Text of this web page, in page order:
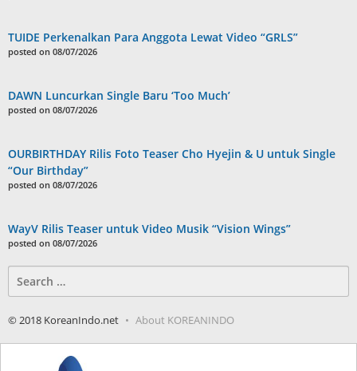
TUIDE Perkenalkan Para Anggota Lewat Video “GRLS”
posted on 08/07/2026
DAWN Luncurkan Single Baru ‘Too Much’
posted on 08/07/2026
OURBIRTHDAY Rilis Foto Teaser Cho Hyejin & U untuk Single
“Our Birthday”
posted on 08/07/2026
WayV Rilis Teaser untuk Video Musik “Vision Wings”
posted on 08/07/2026
for:
© 2018 KoreanIndo.net About KOREANINDO